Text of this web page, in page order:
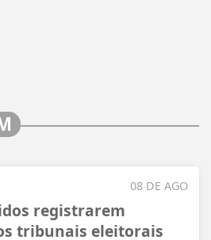
08 DE AGO
registrarem
tribunais eleitorais